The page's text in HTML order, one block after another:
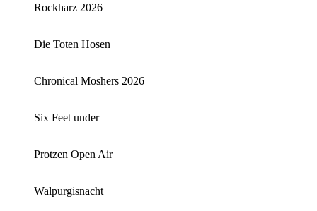
Rockharz 2026
Die Toten Hosen
Chronical Moshers 2026
Six Feet under
Protzen Open Air
Walpurgisnacht